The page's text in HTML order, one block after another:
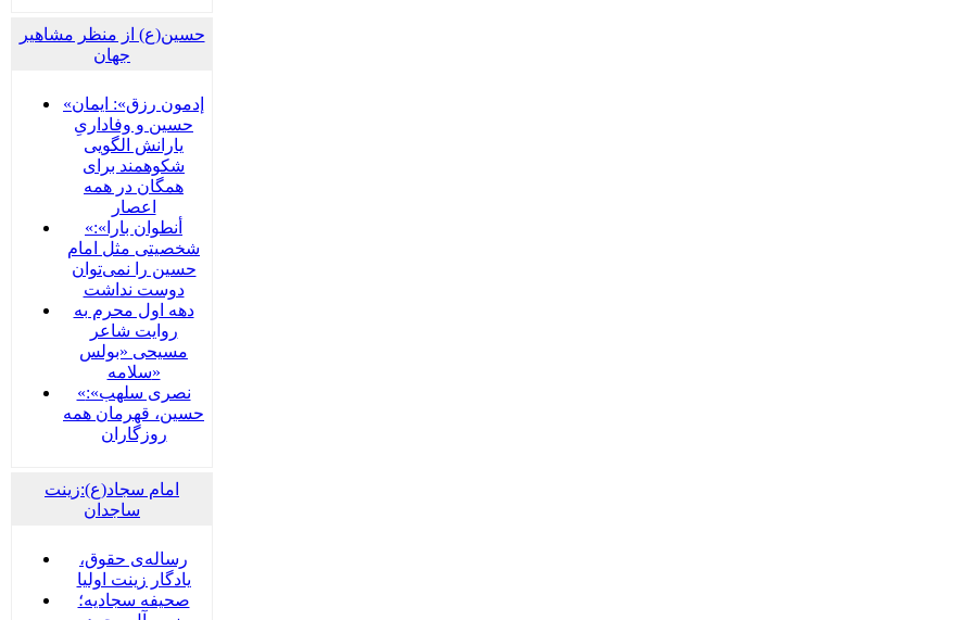
حسین(ع) از منظر مشاهیر
جهان
«إدمون رزق»: ایمان
حسین و وفاداریِ
یارانش الگویی
شکوهمند برای
همگان در همه
اعصار
«أنطوان بارا»:
شخصیتی مثل امام
حسین را نمی‌توان
دوست نداشت
دهه اول محرم به
روایت شاعر
مسیحی «بولس
سلامه»
«نصری سلهب»:
حسین، قهرمان همه
روزگاران
امام سجاد(ع):زینت
ساجدان
رساله‌ی حقوق،
یادگار زینت اولیا
صحیفه سجادیه؛